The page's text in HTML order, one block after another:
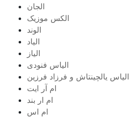
الجان
الکس موزیک
الوند
الیاد
الیاز
الیاس فنودی
الیاس یالچینتاش و فرزاد فرزین
ام آر ایت
ام‌ ار بند
ام اس